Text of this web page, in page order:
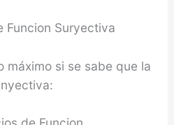
máximo si se sabe que la